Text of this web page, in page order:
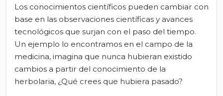
Los conocimientos científicos pueden cambiar con
base en las observaciones científicas y avances
tecnológicos que surjan con el paso del tiempo.
Un ejemplo lo encontramos en el campo de la
medicina, imagina que nunca hubieran existido
cambios a partir del conocimiento de la
herbolaria, ¿Qué crees que hubiera pasado?